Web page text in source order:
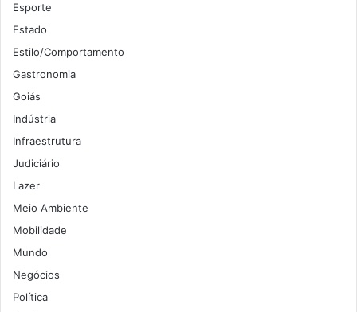
Esporte
Estado
Estilo/Comportamento
Gastronomia
Goiás
Indústria
Infraestrutura
Judiciário
Lazer
Meio Ambiente
Mobilidade
Mundo
Negócios
Política